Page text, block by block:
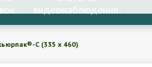
видеонаблюдения
С (335 х 460)